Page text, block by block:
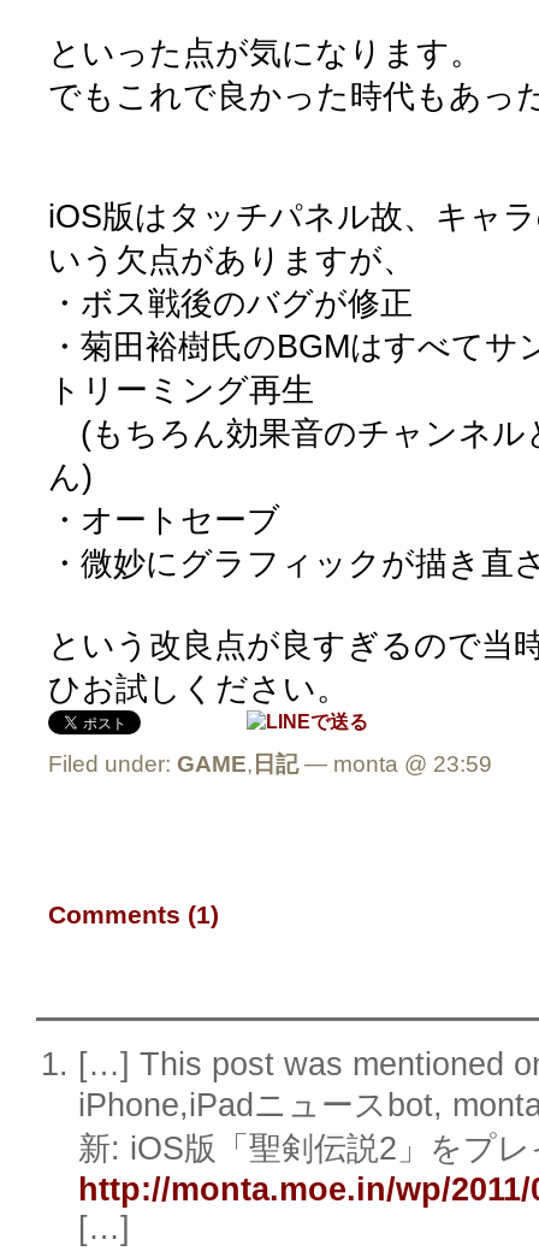
といった点が気になります。
でもこれで良かった時代もあっ
iOS版はタッチパネル故、キャ
いう欠点がありますが、
・ボス戦後のバグが修正
・菊田裕樹氏のBGMはすべて
トリーミング再生
(もちろん効果音のチャンネル
ん)
・オートセーブ
・微妙にグラフィックが描き直
という改良点が良すぎるので当
ひお試しください。
Filed under: GAME, 日記— monta @ 23:59
Comments (1)
[…] This post was mentioned
iPhone,iPadニュースbot,
新: iOS版「聖剣伝説2」をプ
http://monta.moe.in/wp/2011/
[…]